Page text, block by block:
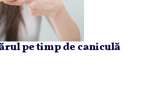
pe timp de caniculă